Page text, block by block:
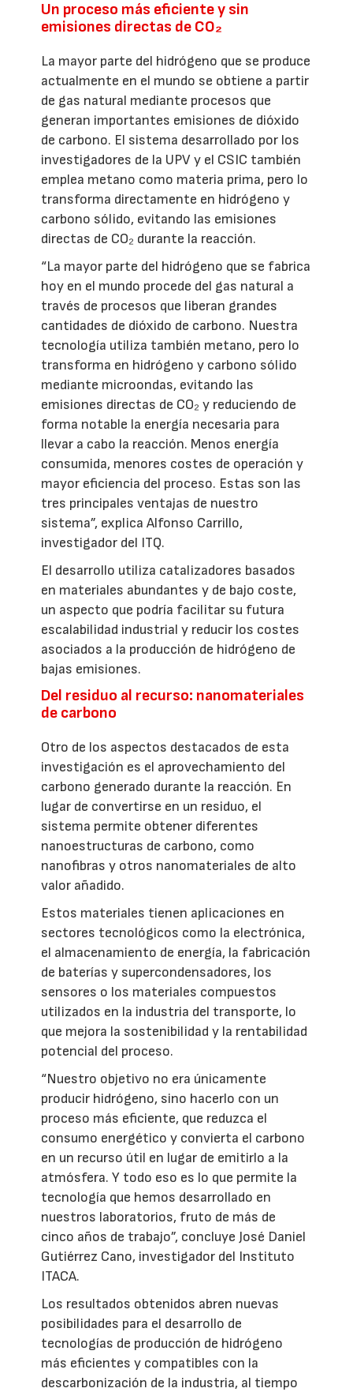
Un proceso más eficiente y sin
emisiones directas de CO₂
La mayor parte del hidrógeno que se produce
actualmente en el mundo se obtiene a partir
de gas natural mediante procesos que
generan importantes emisiones de dióxido
de carbono. El sistema desarrollado por los
investigadores de la UPV y el CSIC también
emplea metano como materia prima, pero lo
transforma directamente en hidrógeno y
carbono sólido, evitando las emisiones
directas de CO₂ durante la reacción.
“La mayor parte del hidrógeno que se fabrica
hoy en el mundo procede del gas natural a
través de procesos que liberan grandes
cantidades de dióxido de carbono. Nuestra
tecnología utiliza también metano, pero lo
transforma en hidrógeno y carbono sólido
mediante microondas, evitando las
emisiones directas de CO₂ y reduciendo de
forma notable la energía necesaria para
llevar a cabo la reacción. Menos energía
consumida, menores costes de operación y
mayor eficiencia del proceso. Estas son las
tres principales ventajas de nuestro
sistema”, explica Alfonso Carrillo,
investigador del ITQ.
El desarrollo utiliza catalizadores basados
en materiales abundantes y de bajo coste,
un aspecto que podría facilitar su futura
escalabilidad industrial y reducir los costes
asociados a la producción de hidrógeno de
bajas emisiones.
Del residuo al recurso: nanomateriales
de carbono
Otro de los aspectos destacados de esta
investigación es el aprovechamiento del
carbono generado durante la reacción. En
lugar de convertirse en un residuo, el
sistema permite obtener diferentes
nanoestructuras de carbono, como
nanofibras y otros nanomateriales de alto
valor añadido.
Estos materiales tienen aplicaciones en
sectores tecnológicos como la electrónica,
el almacenamiento de energía, la fabricación
de baterías y supercondensadores, los
sensores o los materiales compuestos
utilizados en la industria del transporte, lo
que mejora la sostenibilidad y la rentabilidad
potencial del proceso.
“Nuestro objetivo no era únicamente
producir hidrógeno, sino hacerlo con un
proceso más eficiente, que reduzca el
consumo energético y convierta el carbono
en un recurso útil en lugar de emitirlo a la
atmósfera. Y todo eso es lo que permite la
tecnología que hemos desarrollado en
nuestros laboratorios, fruto de más de
cinco años de trabajo”, concluye José Daniel
Gutiérrez Cano, investigador del Instituto
ITACA.
Los resultados obtenidos abren nuevas
posibilidades para el desarrollo de
tecnologías de producción de hidrógeno
más eficientes y compatibles con la
descarbonización de la industria, al tiempo